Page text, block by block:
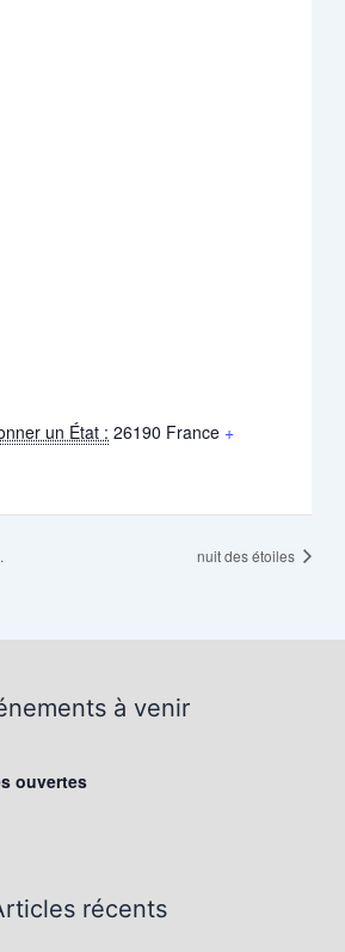
un État : 26190 France +
nuit des étoiles
à venir
ouvertes
récents